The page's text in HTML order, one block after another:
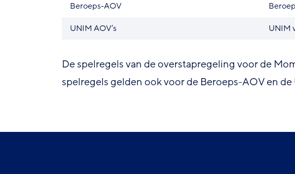
Beroeps-AOV
UNIM AOV’s
UNIM
De spelregels van de overstapregeling voor de
spelregels gelden ook voor de Beroeps-AOV en